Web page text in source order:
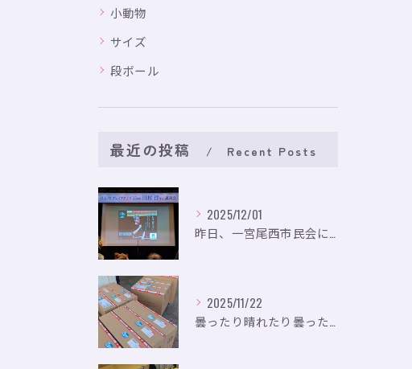
小動物
サイズ
段ボール
最近の投稿 Recent Posts
2025/12/01
昨日、一宮尾西市民会にて、のいり主催のイベントにお出かけして...
2025/11/22
曇ったり晴れたり曇ったり。